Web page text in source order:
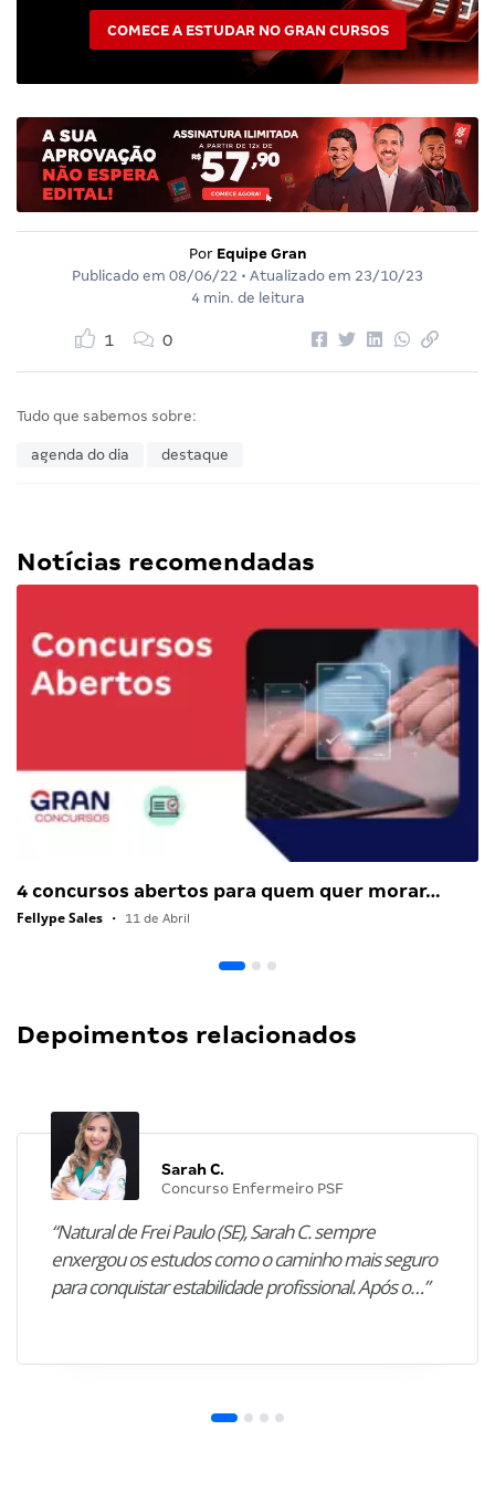
COMECE A ESTUDAR NO GRAN CURSOS
Por Equipe Gran
Publicado em 08/06/22 • Atualizado em 23/10/23
4 min. de leitura
1 0
Tudo que sabemos sobre:
agenda do dia destaque
Notícias recomendadas
4 concursos abertos para quem quer morar…
Fellype Sales • 11 de Abril
Depoimentos relacionados
Sarah C.
Concurso Enfermeiro PSF
“Natural de Frei Paulo (SE), Sarah C. sempre
enxergou os estudos como o caminho mais seguro
para conquistar estabilidade profissional. Após o…”